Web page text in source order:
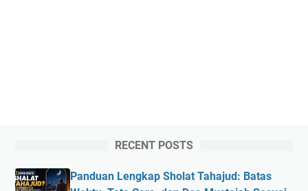
RECENT POSTS
Panduan Lengkap Sholat Tahajud: Batas